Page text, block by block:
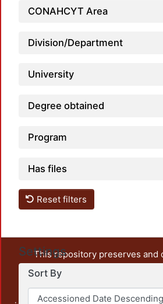
CONAHCYT Area
Division/Department
University
Degree obtained
Program
Has files
Reset filters
Settings
Sort By
This repository preserves and
unrestricted open access, the
output of UAM Azcapotzalco. It
administrative and graphic